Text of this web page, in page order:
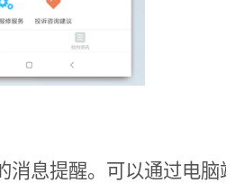
消息提醒。可以通过电脑